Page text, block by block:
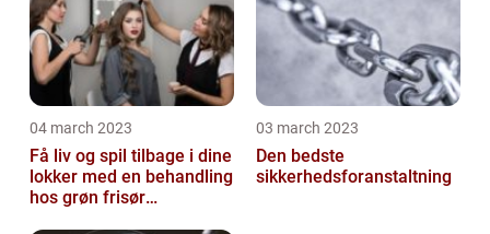
04 march 2023
Få liv og spil tilbage i dine
lokker med en behandling
hos grøn frisør
03 march 2023
Den bedste
sikkerhedsforanstaltning